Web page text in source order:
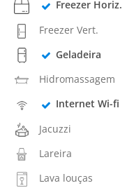
Freezer Horiz.
Freezer Vert.
Geladeira
Hidromassagem
Internet Wi-fi
Jacuzzi
Lareira
Lava louças